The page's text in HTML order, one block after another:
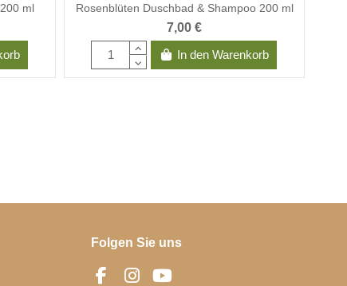
ml Rosenblüten Duschbad & Shampoo 200 ml
7,00 €
In den Warenkorb
Folgen Sie uns